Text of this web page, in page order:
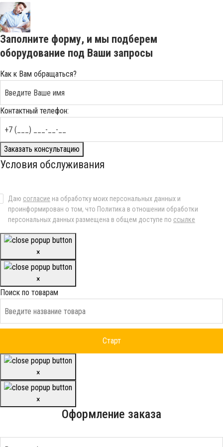
Заполните форму, и мы подберем
оборудование под Ваши запросы
Как к Вам обращаться?
Контактный телефон:
Заказать консультацию
Условия обслуживания
Даю согласие на обработку моих персональных данных и
проинформирован о том, что Политика в отношении обработки
персональных данных размещена в общем доступе по ссылке
×
×
Поиск по товарам
×
×
Оформление заказа